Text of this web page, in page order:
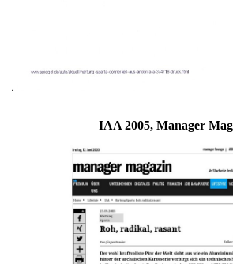
IAA 2005, Manager